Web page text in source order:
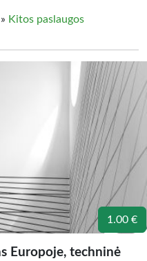
» Kitos paslaugos
1.00 €
Europoje, techninė